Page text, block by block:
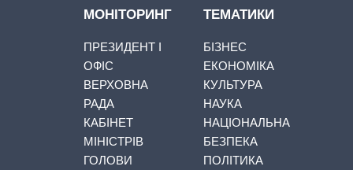
МОНІТОРИНГ
ПРЕЗИДЕНТ І
ОФІС
ВЕРХОВНА
РАДА
КАБІНЕТ
МІНІСТРІВ
ГОЛОВИ
ТЕМАТИКИ
БІЗНЕС
ЕКОНОМІКА
КУЛЬТУРА
НАУКА
НАЦІОНАЛЬНА
БЕЗПЕКА
ПОЛІТИКА